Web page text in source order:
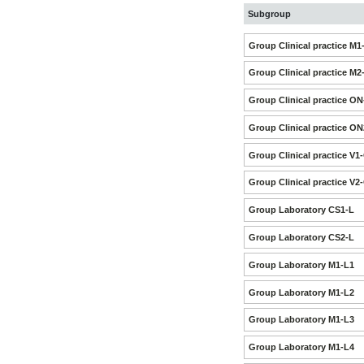
Subgroup
Group Clinical practice
Group Clinical practice
Group Clinical practice
Group Clinical practice
Group Clinical practice
Group Clinical practice
Group Laboratory CS1-L
Group Laboratory CS2-L
Group Laboratory M1-L1
Group Laboratory M1-L2
Group Laboratory M1-L3
Group Laboratory M1-L4